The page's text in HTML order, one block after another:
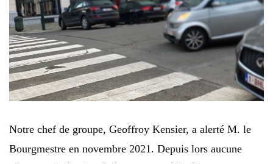
Notre chef de groupe, Geoffroy Kensier, a alerté M. le
Bourgmestre en novembre 2021. Depuis lors aucune